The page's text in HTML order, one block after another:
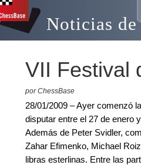
Noticias de
VII Festival
por ChessBase
28/01/2009 – Ayer comenzó
disputar entre el 27 de enero
Además de Peter Svidler,
Zahar Efimenko, Michael
libras esterlinas. Entre las